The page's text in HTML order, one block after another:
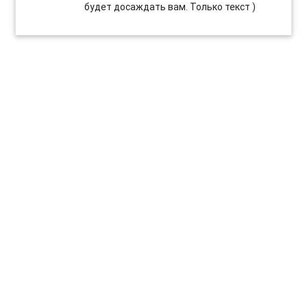
будет досаждать вам. Только текст )